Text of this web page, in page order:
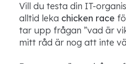
Vill du testa din IT-
alltid leka chicken race
tar upp frågan ”vad är
mitt råd är nog att inte